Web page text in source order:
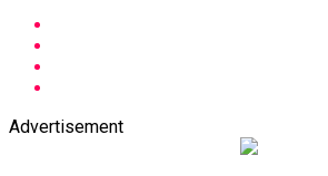
Advertisement